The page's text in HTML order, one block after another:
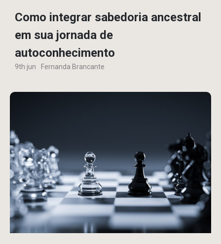
Como integrar sabedoria ancestral
em sua jornada de
autoconhecimento
9th jun Fernanda Brancante